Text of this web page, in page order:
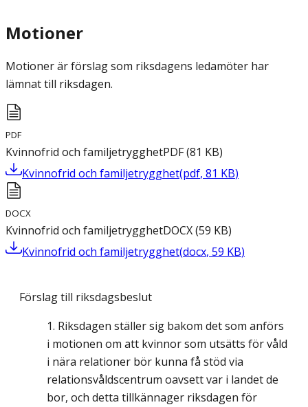
Motioner
Motioner är förslag som riksdagens ledamöter har
lämnat till riksdagen.
PDF
Kvinnofrid och familjetrygghetPDF(81 KB)
Kvinnofrid och familjetrygghet(pdf, 81 KB)
DOCX
Kvinnofrid och familjetrygghetDOCX(59 KB)
Kvinnofrid och familjetrygghet(docx, 59 KB)
Förslag till riksdagsbeslut
Riksdagen ställer sig bakom det som anförs
i motionen om att kvinnor som utsätts för våld
i nära relationer bör kunna få stöd via
relationsvåldscentrum oavsett var i landet de
bor, och detta tillkännager riksdagen för